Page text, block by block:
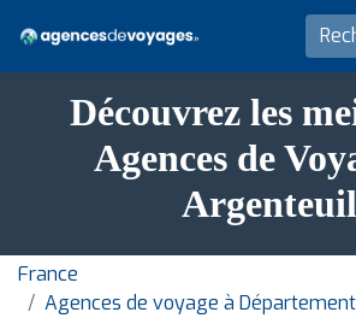
Découvrez les
Agences de
Argenteuil
France
Agences de voyage à